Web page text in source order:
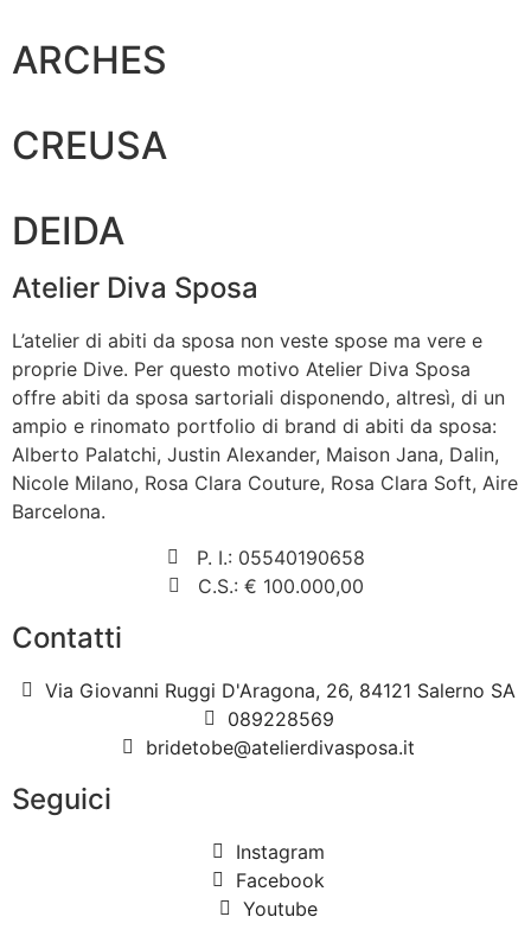
ARCHES
CREUSA
DEIDA
Atelier Diva Sposa
L’atelier di abiti da sposa non veste spose ma vere e
proprie Dive. Per questo motivo Atelier Diva Sposa
offre abiti da sposa sartoriali disponendo, altresì, di un
ampio e rinomato portfolio di brand di abiti da sposa:
Alberto Palatchi, Justin Alexander, Maison Jana, Dalin,
Nicole Milano, Rosa Clara Couture, Rosa Clara Soft, Aire
Barcelona.
P. I.: 05540190658
C.S.: € 100.000,00
Contatti
Via Giovanni Ruggi D'Aragona, 26, 84121 Salerno SA
089228569
bridetobe@atelierdivasposa.it
Seguici
Instagram
Facebook
Youtube